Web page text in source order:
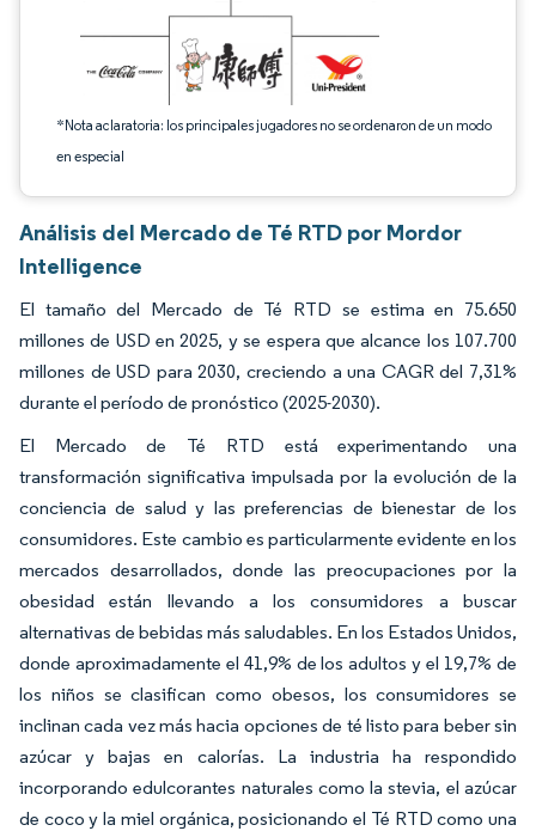
*Nota aclaratoria: los principales jugadores no se ordenaron de un modo
en especial
Análisis del Mercado de Té RTD por Mordor
Intelligence
El tamaño del Mercado de Té RTD se estima en 75.650
millones de USD en 2025, y se espera que alcance los 107.700
millones de USD para 2030, creciendo a una CAGR del 7,31%
durante el período de pronóstico (2025-2030).
El Mercado de Té RTD está experimentando una
transformación significativa impulsada por la evolución de la
conciencia de salud y las preferencias de bienestar de los
consumidores. Este cambio es particularmente evidente en los
mercados desarrollados, donde las preocupaciones por la
obesidad están llevando a los consumidores a buscar
alternativas de bebidas más saludables. En los Estados Unidos,
donde aproximadamente el 41,9% de los adultos y el 19,7% de
los niños se clasifican como obesos, los consumidores se
inclinan cada vez más hacia opciones de té listo para beber sin
azúcar y bajas en calorías. La industria ha respondido
incorporando edulcorantes naturales como la stevia, el azúcar
de coco y la miel orgánica, posicionando el Té RTD como una